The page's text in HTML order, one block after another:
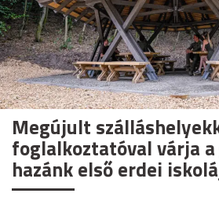
Megújult
foglalkoztatóval várja
hazánk első erdei